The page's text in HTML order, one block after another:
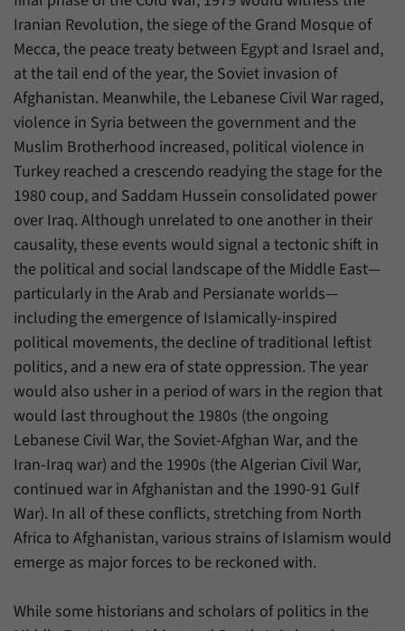
Iranian Revolution, the siege of the Grand Mosque of
Mecca, the peace treaty between Egypt and Israel and,
at the tail end of the year, the Soviet invasion of
Afghanistan. Meanwhile, the Lebanese Civil War raged,
violence in Syria between the government and the
Muslim Brotherhood increased, political violence in
Turkey reached a crescendo readying the stage for the
1980 coup, and Saddam Hussein consolidated power
over Iraq. Although unrelated to one another in their
causality, these events would signal a tectonic shift in
the political and social landscape of the Middle East—
particularly in the Arab and Persianate worlds—
including the emergence of Islamically-inspired
political movements, the decline of traditional leftist
politics, and a new era of state oppression. The year
would also usher in a period of wars in the region that
would last throughout the 1980s (the ongoing
Lebanese Civil War, the Soviet-Afghan War, and the
Iran-Iraq war) and the 1990s (the Algerian Civil War,
continued war in Afghanistan and the 1990-91 Gulf
War). In all of these conflicts, stretching from North
Africa to Afghanistan, various strains of Islamism would
emerge as major forces to be reckoned with.
While some historians and scholars of politics in the
Zweck
Einstellungen. Unter anderem eine zufällig
generierte ID, für die historische Speicherung
Ihrer vorgenommen Einstellungen, falls der
Webseiten-Betreiber dies eingestellt hat.
speichern, zum Beispiel die Besucher-ID.
Name _pk_ref
Anbieter Matomo
Laufzeit 6 Monate
Zweck
Mit diesem Cookie können wir speichern, von
welcher Internetseite oder Suchmaschine
Besucher durch eine Verlinkung auf unsere
Internetseite weitergeleitet wurden.
Name _pk_ses
Anbieter Matomo
Laufzeit 30 Minuten
Zweck
Mit diesem Cookie können wir für kurze Zeit
Daten über den aktuellen Aufenthalt von
Besuchern auf unserer Internetseite
speichern.